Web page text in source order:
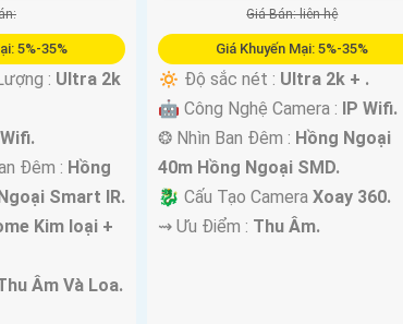
5%-35%
: Ultra 2k
Wifi.
Đêm : Hồng
Smart IR.
Kim loại +
Âm Và Loa.
Giá Bán: liên hệ
Giá Khuyến Mại: 5%-35%
🔅 Độ sắc nét : Ultra 2k + .
🤖️ Công Nghệ Camera : IP Wifi.
❂ Nhìn Ban Đêm : Hồng Ngoại
40m Hồng Ngoại SMD.
🐉️ Cấu Tạo CameraXoay 360.
️⇝ Ưu Điểm : Thu Âm.